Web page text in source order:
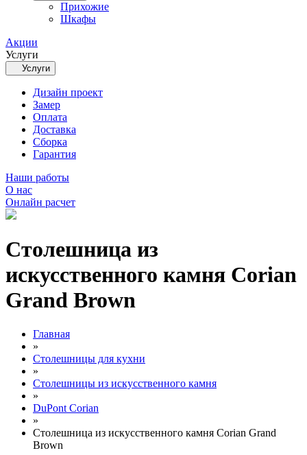
Прихожие
Шкафы
Акции
Услуги
Услуги
Дизайн проект
Замер
Оплата
Доставка
Сборка
Гарантия
Наши работы
О нас
Онлайн расчет
Столешница из
искусственного камня Corian
Grand Brown
Главная
»
Столешницы для кухни
»
Столешницы из искусственного камня
»
DuPont Corian
»
Столешница из искусственного камня Corian Grand
Brown